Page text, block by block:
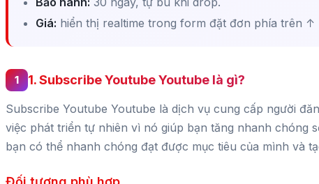
Bảo hành:
30 ngày, tự bù khi drop.
hiển thị realtime trong form đặt đơn phía trên ↑
1. Subscribe Youtube Youtube là gì?
Subscribe Youtube Youtube là dịch vụ cung cấp người
việc phát triển tự nhiên vì nó giúp bạn tăng nhanh
bạn có thể nhanh chóng đạt được mục tiêu của mình và